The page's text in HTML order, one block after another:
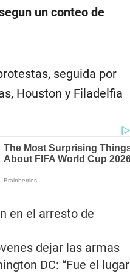
un conteo de
seguida por
Houston y Filadelfia
en el arresto de
dejar las armas
DC: “Fue el lugar